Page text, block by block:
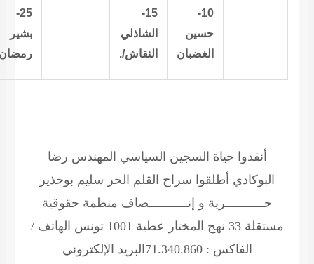
25-
بشير
رمضان
15-
الشاذلي
النقاش/.
10-
حسين
الغضبان
أنقذوا حياة السجين السياسي المهندس رضا
البوكادي أطلقوا سراح القلم الحر سليم بوخذير
حـــــــــــرية و إنـــــــــــصافمنظمة حقوقية
مستقلة 33 نهج المختار عطية 1001 تونس الهاتف /
الفاكس : 71.340.860البريد الإلكتروني